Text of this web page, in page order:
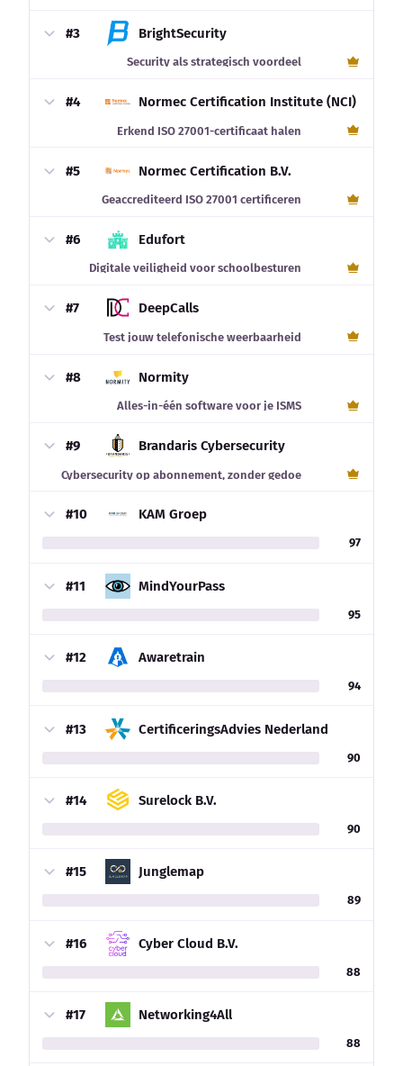
#3 BrightSecurity
Security als strategisch voordeel
#4 Normec Certification Institute (NCI)
Erkend ISO 27001-certificaat halen
#5 Normec Certification B.V.
Geaccrediteerd ISO 27001 certificeren
#6 Edufort
Digitale veiligheid voor schoolbesturen
#7 DeepCalls
Test jouw telefonische weerbaarheid
#8 Normity
Alles-in-één software voor je ISMS
#9 Brandaris Cybersecurity
Cybersecurity op abonnement, zonder gedoe
#10 KAM Groep
97
#11 MindYourPass
95
#12 Awaretrain
94
#13 CertificeringsAdvies Nederland
90
#14 Surelock B.V.
90
#15 Junglemap
89
#16 Cyber Cloud B.V.
88
#17 Networking4All
88